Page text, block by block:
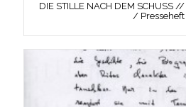
DIE STILLE NACH DEM SCHUSS
/ Presseheft